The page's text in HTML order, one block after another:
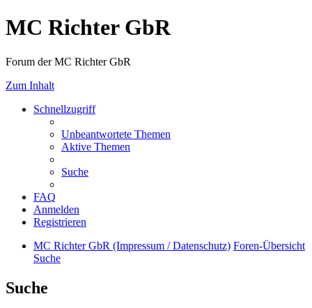
MC Richter GbR
Forum der MC Richter GbR
Zum Inhalt
Schnellzugriff
Unbeantwortete Themen
Aktive Themen
Suche
FAQ
Anmelden
Registrieren
MC Richter GbR (Impressum / Datenschutz) Foren-Übersicht
Suche
Suche